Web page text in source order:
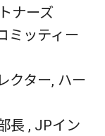
ナーズ
ミッティー
クター, ハー
長 , JPイン